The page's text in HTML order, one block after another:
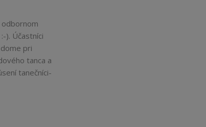
). Účastníci
pri
tanca a
tanečníci-